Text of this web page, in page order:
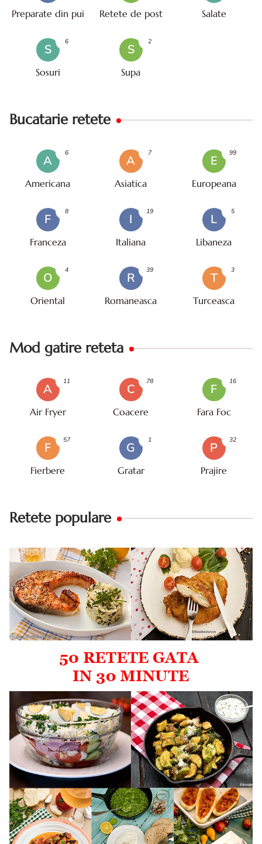
Preparate din pui Retete de post Salate
S
Sosuri
6
S
Supa
2
Bucatarie retete
A
Americana
6
A
Asiatica
7
E
Europeana
99
F
Franceza
8
I
Italiana
19
L
Libaneza
5
O
Oriental
4
R
Romaneasca
39
T
Turceasca
3
Mod gatire reteta
A
Air Fryer
11
C
Coacere
78
F
Fara Foc
16
F
Fierbere
57
G
Gratar
1
P
Prajire
32
Retete populare